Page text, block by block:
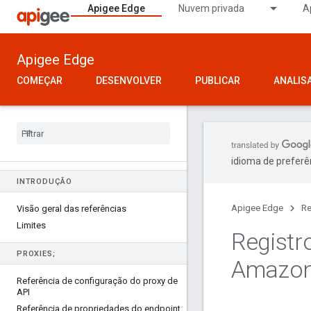
Apigee Edge Nuvem privada
Apigee Edge
COMEÇAR DESENVOLVER PUBLICAR
INTRODUÇÃO
Visão geral das referências
Limites
PROXIES;
Referência de configuração do proxy de
API
Referência de propriedades do endpoint
idioma de
Apigee Edge